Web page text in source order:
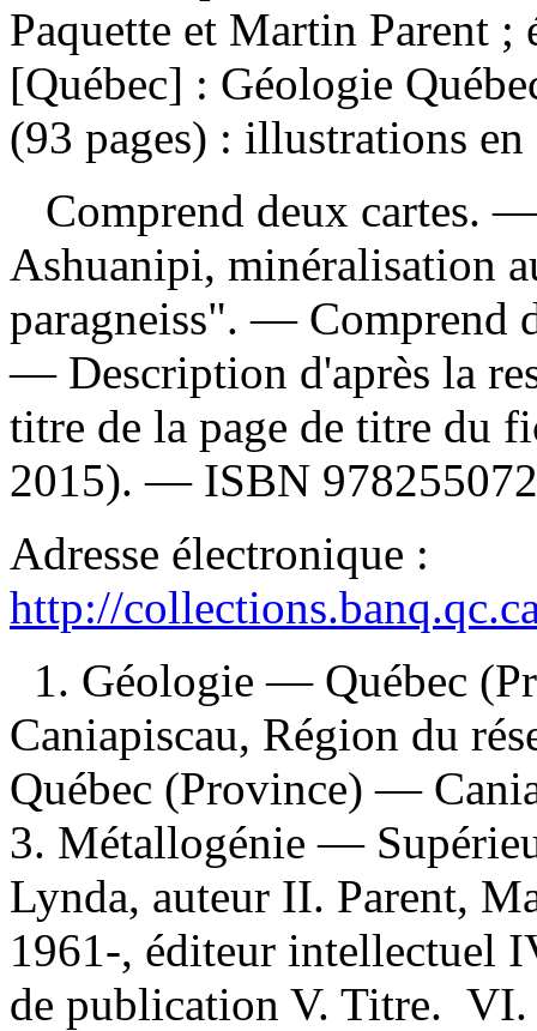
Paquette et Martin Parent
[Québec] : Géologie
(93 pages) : illustrations
Comprend deux cartes.
Ashuanipi, minéralisation
paragneiss". — Comprend
— Description d'après la
titre de la page de titre du
2015). — ISBN
Adresse électronique :
http://
1. Géologie — Québec
Caniapiscau, Région du
Québec (Province) —
3. Métallogénie —
Lynda, auteur II. Parent,
1961-, éditeur intellectuel
de publication V. Titre.